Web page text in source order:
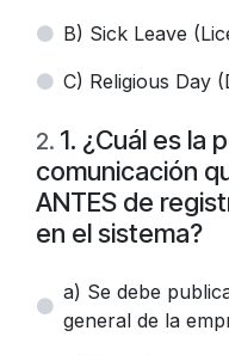
B) Sick Leave
C) Religious Day
2. 1. ¿Cuál es la
comunicación
ANTES de
en el sistema?
a) Se debe
general de la